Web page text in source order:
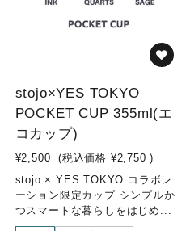
stojo×YES TOKYO
POCKET CUP 355ml(エ
コカップ)
¥2,500 (税込価格 ¥2,750 )
stojo × YES TOKYO コラボレ
ーション限定カップ シンプルか
つスマートな暮らしをはじめ...